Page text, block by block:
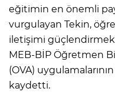
eğitimin en önemli
vurgulayan Tekin,
iletişimi güçlendirmek
MEB-BİP Öğretmen
(OVA)
kaydetti.